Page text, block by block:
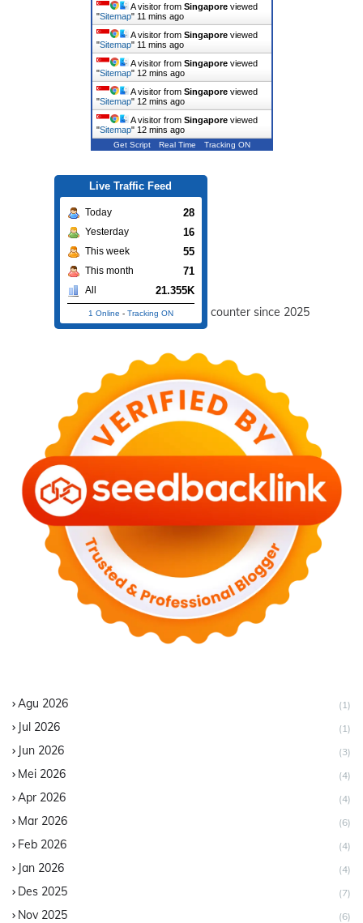
A visitor from Singaporeviewed
"Sitemap" 11 mins ago
A visitor from Singaporeviewed
"Sitemap" 11 mins ago
A visitor from Singaporeviewed
"Sitemap" 12 mins ago
A visitor from Singaporeviewed
"Sitemap" 12 mins ago
A visitor from Singaporeviewed
"Sitemap" 12 mins ago
Get Script Real Time Tracking ON
Live Traffic Feed
Today 28
Yesterday 16
This week 55
This month 71
All 21.355K
1 Online - Tracking ON counter since 2025
Agu 2026 (1)
Jul 2026 (1)
Jun 2026 (3)
Mei 2026 (4)
Apr 2026 (4)
Mar 2026 (6)
Feb 2026 (4)
Jan 2026 (4)
Des 2025 (7)
Nov 2025 (6)